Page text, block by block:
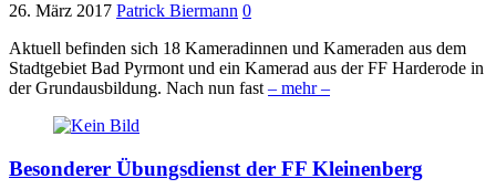
26. März 2017 Patrick Biermann 0
Aktuell befinden sich 18 Kameradinnen und Kameraden aus dem
Stadtgebiet Bad Pyrmont und ein Kamerad aus der FF Harderode in
der Grundausbildung. Nach nun fast – mehr –
Besonderer Übungsdienst der FF Kleinenberg